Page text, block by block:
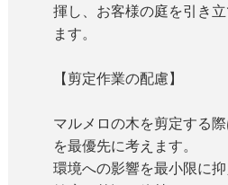
揮し、お客様の庭を引き
ます。
【剪定作業の配慮】
マルメロの木を剪定する
を最優先に考えます。
環境への影響を最小限に